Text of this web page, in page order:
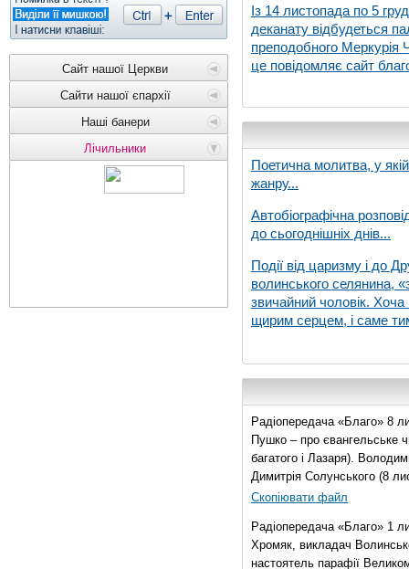
Сайт нашої Церкви
Сайти нашої єпархії
Наші банери
Лічильники
Із 14 листопада по 5
деканату відбудеться
преподобного Меркурія
це повідомляє сайт
Поетична молитва, у
жанру...
Автобіографічна
до сьогоднішніх днів...
Події від царизму і до
волинського селянина,
звичайний чоловік. Хоча
щирим серцем, і саме
Радіопередача «Благо» 8
Пушко – про євангельське
багатого і Лазаря).
Димитрія Солунського (8
Скопіювати файл
Радіопередача «Благо» 1
Хромяк, викладач
настоятель парафії